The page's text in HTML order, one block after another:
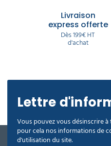
Livraison
express offerte
Dès 199€ HT
d'achat
Lettre
Vous pouvez vous désinscrire
pour cela nos informations de
d'utilisation du site.